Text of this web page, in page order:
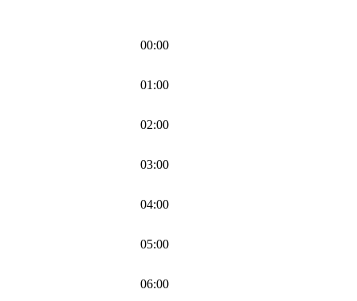
00:00
01:00
02:00
03:00
04:00
05:00
06:00